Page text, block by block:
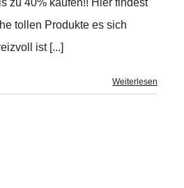
zu 40% kaufen!! Hier findest
tollen Produkte es sich
ist [...]
Weiterlesen